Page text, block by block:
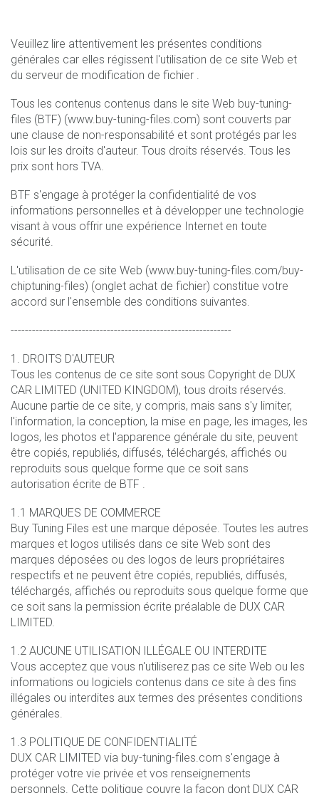
Veuillez lire attentivement les présentes conditions
générales car elles régissent l'utilisation de ce site Web et
du serveur de modification de fichier .
Tous les contenus contenus dans le site Web buy-tuning-
files (BTF) (www.buy-tuning-files.com) sont couverts par
une clause de non-responsabilité et sont protégés par les
lois sur les droits d'auteur. Tous droits réservés. Tous les
prix sont hors TVA.
BTF s'engage à protéger la confidentialité de vos
informations personnelles et à développer une technologie
visant à vous offrir une expérience Internet en toute
sécurité.
L'utilisation de ce site Web (www.buy-tuning-files.com/buy-
chiptuning-files) (onglet achat de fichier) constitue votre
accord sur l'ensemble des conditions suivantes.
--------------------------------------------------------------
1. DROITS D'AUTEUR
Tous les contenus de ce site sont sous Copyright de DUX
CAR LIMITED (UNITED KINGDOM), tous droits réservés.
Aucune partie de ce site, y compris, mais sans s'y limiter,
l'information, la conception, la mise en page, les images, les
logos, les photos et l'apparence générale du site, peuvent
être copiés, republiés, diffusés, téléchargés, affichés ou
reproduits sous quelque forme que ce soit sans
autorisation écrite de BTF .
1.1 MARQUES DE COMMERCE
Buy Tuning Files est une marque déposée. Toutes les autres
marques et logos utilisés dans ce site Web sont des
marques déposées ou des logos de leurs propriétaires
respectifs et ne peuvent être copiés, republiés, diffusés,
téléchargés, affichés ou reproduits sous quelque forme que
ce soit sans la permission écrite préalable de DUX CAR
LIMITED.
1.2 AUCUNE UTILISATION ILLÉGALE OU INTERDITE
Vous acceptez que vous n'utiliserez pas ce site Web ou les
informations ou logiciels contenus dans ce site à des fins
illégales ou interdites aux termes des présentes conditions
générales.
1.3 POLITIQUE DE CONFIDENTIALITÉ
DUX CAR LIMITED via buy-tuning-files.com s'engage à
protéger votre vie privée et vos renseignements
personnels. Cette politique couvre la façon dont DUX CAR